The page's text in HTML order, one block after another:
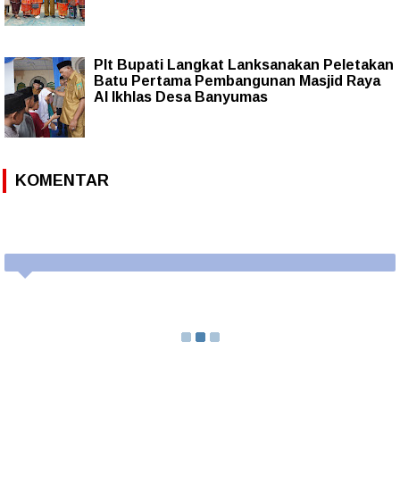
Plt Bupati Langkat Lanksanakan Peletakan
Batu Pertama Pembangunan Masjid Raya
Al Ikhlas Desa Banyumas
KOMENTAR